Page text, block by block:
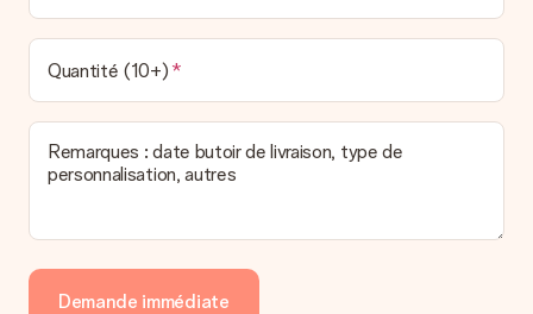
Quantité (10+)
Remarques : date butoir de livraison, type de
personnalisation, autres
Demande immédiate